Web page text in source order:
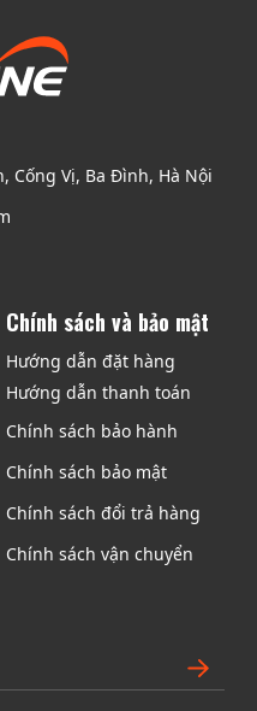
Cống Vị, Ba Đình, Hà Nội
Chính sách và bảo mật
Hướng dẫn đặt hàng
Hướng dẫn thanh toán
Chính sách bảo hành
Chính sách bảo mật
Chính sách đổi trả hàng
Chính sách vận chuyển